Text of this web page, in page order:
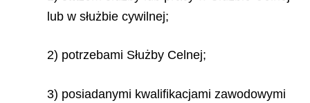
lub w służbie cywilnej;
2) potrzebami Służby Celnej;
3) posiadanymi kwalifikacjami zawodowymi